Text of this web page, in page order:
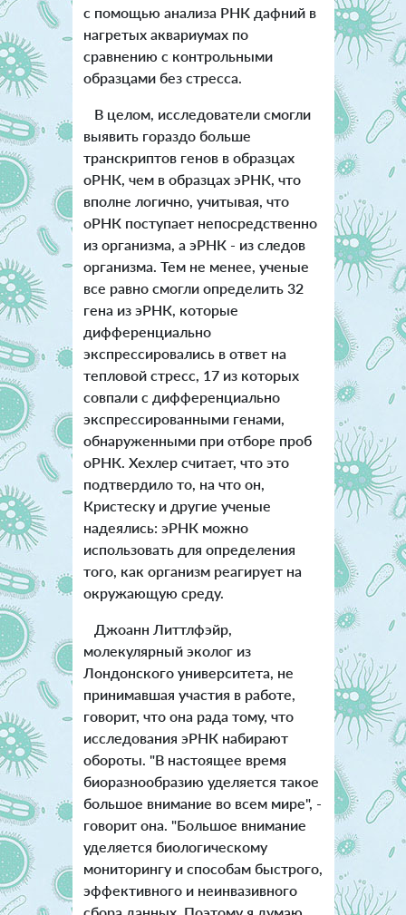
с помощью анализа РНК дафний в
нагретых аквариумах по
сравнению с контрольными
образцами без стресса.
В целом, исследователи смогли
выявить гораздо больше
транскриптов генов в образцах
оРНК, чем в образцах эРНК, что
вполне логично, учитывая, что
оРНК поступает непосредственно
из организма, а эРНК - из следов
организма. Тем не менее, ученые
все равно смогли определить 32
гена из эРНК, которые
дифференциально
экспрессировались в ответ на
тепловой стресс, 17 из которых
совпали с дифференциально
экспрессированными генами,
обнаруженными при отборе проб
оРНК. Хехлер считает, что это
подтвердило то, на что он,
Кристеску и другие ученые
надеялись: эРНК можно
использовать для определения
того, как организм реагирует на
окружающую среду.
Джоанн Литтлфэйр,
молекулярный эколог из
Лондонского университета, не
принимавшая участия в работе,
говорит, что она рада тому, что
исследования эРНК набирают
обороты. "В настоящее время
биоразнообразию уделяется такое
большое внимание во всем мире", -
говорит она. "Большое внимание
уделяется биологическому
мониторингу и способам быстрого,
эффективного и неинвазивного
сбора данных. Поэтому я думаю,